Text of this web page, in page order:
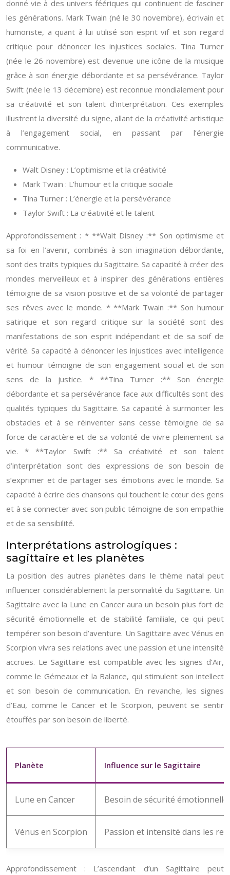
donné vie à des univers féériques qui continuent de fasciner
les générations. Mark Twain (né le 30 novembre), écrivain et
humoriste, a quant à lui utilisé son esprit vif et son regard
critique pour dénoncer les injustices sociales. Tina Turner
(née le 26 novembre) est devenue une icône de la musique
grâce à son énergie débordante et sa persévérance. Taylor
Swift (née le 13 décembre) est reconnue mondialement pour
sa créativité et son talent d’interprétation. Ces exemples
illustrent la diversité du signe, allant de la créativité artistique
à l’engagement social, en passant par l’énergie
communicative.
Walt Disney : L’optimisme et la créativité
Mark Twain : L’humour et la critique sociale
Tina Turner : L’énergie et la persévérance
Taylor Swift : La créativité et le talent
Approfondissement : * **Walt Disney :** Son optimisme et
sa foi en l’avenir, combinés à son imagination débordante,
sont des traits typiques du Sagittaire. Sa capacité à créer des
mondes merveilleux et à inspirer des générations entières
témoigne de sa vision positive et de sa volonté de partager
ses rêves avec le monde. * **Mark Twain :** Son humour
satirique et son regard critique sur la société sont des
manifestations de son esprit indépendant et de sa soif de
vérité. Sa capacité à dénoncer les injustices avec intelligence
et humour témoigne de son engagement social et de son
sens de la justice. * **Tina Turner :** Son énergie
débordante et sa persévérance face aux difficultés sont des
qualités typiques du Sagittaire. Sa capacité à surmonter les
obstacles et à se réinventer sans cesse témoigne de sa
force de caractère et de sa volonté de vivre pleinement sa
vie. * **Taylor Swift :** Sa créativité et son talent
d’interprétation sont des expressions de son besoin de
s’exprimer et de partager ses émotions avec le monde. Sa
capacité à écrire des chansons qui touchent le cœur des gens
et à se connecter avec son public témoigne de son empathie
et de sa sensibilité.
Interprétations astrologiques :
sagittaire et les planètes
La position des autres planètes dans le thème natal peut
influencer considérablement la personnalité du Sagittaire. Un
Sagittaire avec la Lune en Cancer aura un besoin plus fort de
sécurité émotionnelle et de stabilité familiale, ce qui peut
tempérer son besoin d’aventure. Un Sagittaire avec Vénus en
Scorpion vivra ses relations avec une passion et une intensité
accrues. Le Sagittaire est compatible avec les signes d’Air,
comme le Gémeaux et la Balance, qui stimulent son intellect
et son besoin de communication. En revanche, les signes
d’Eau, comme le Cancer et le Scorpion, peuvent se sentir
étouffés par son besoin de liberté.
Planète Influence sur le Sagittaire
Lune en Cancer Besoin de sécurité émotionnelle
Vénus en Scorpion Passion et intensité dans les
Approfondissement : L’ascendant d’un Sagittaire peut